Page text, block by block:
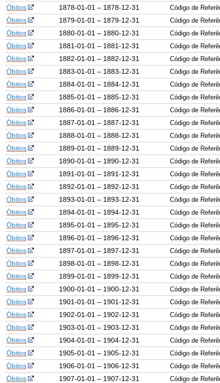
Óbitos 1878-01-01 – 1878-12-31 Código de
Óbitos 1879-01-01 – 1879-12-31 Código de
Óbitos 1880-01-01 – 1880-12-31 Código de
Óbitos 1881-01-01 – 1881-12-31 Código de
Óbitos 1882-01-01 – 1882-12-31 Código de
Óbitos 1883-01-01 – 1883-12-31 Código de
Óbitos 1884-01-01 – 1884-12-31 Código de
Óbitos 1885-01-01 – 1885-12-31 Código de
Óbitos 1886-01-01 – 1886-12-31 Código de
Óbitos 1887-01-01 – 1887-12-31 Código de
Óbitos 1888-01-01 – 1888-12-31 Código de
Óbitos 1889-01-01 – 1889-12-31 Código de
Óbitos 1890-01-01 – 1890-12-31 Código de
Óbitos 1891-01-01 – 1891-12-31 Código de
Óbitos 1892-01-01 – 1892-12-31 Código de
Óbitos 1893-01-01 – 1893-12-31 Código de
Óbitos 1894-01-01 – 1894-12-31 Código de
Óbitos 1895-01-01 – 1895-12-31 Código de
Óbitos 1896-01-01 – 1896-12-31 Código de
Óbitos 1897-01-01 – 1897-12-31 Código de
Óbitos 1898-01-01 – 1898-12-31 Código de
Óbitos 1899-01-01 – 1899-12-31 Código de
Óbitos 1900-01-01 – 1900-12-31 Código de
Óbitos 1901-01-01 – 1901-12-31 Código de
Óbitos 1902-01-01 – 1902-12-31 Código de
Óbitos 1903-01-01 – 1903-12-31 Código de
Óbitos 1904-01-01 – 1904-12-31 Código de
Óbitos 1905-01-01 – 1905-12-31 Código de
Óbitos 1906-01-01 – 1906-12-31 Código de
Óbitos 1907-01-01 – 1907-12-31 Código de